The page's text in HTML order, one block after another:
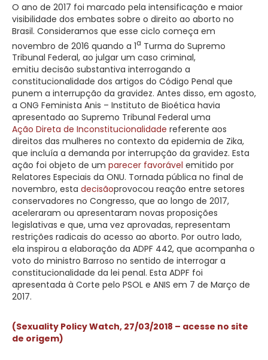
O ano de 2017 foi marcado pela intensificação e maior
visibilidade dos embates sobre o direito ao aborto no
Brasil. Consideramos que esse ciclo começa em
novembro de 2016 quando a 1a Turma do Supremo
Tribunal Federal, ao julgar um caso criminal,
emitiu decisão substantiva interrogando a
constitucionalidade dos artigos do Código Penal que
punem a interrupção da gravidez. Antes disso, em agosto,
a ONG Feminista Anis – Instituto de Bioética havia
apresentado ao Supremo Tribunal Federal uma
Ação Direta de Inconstitucionalidade referente aos
direitos das mulheres no contexto da epidemia de Zika,
que incluía a demanda por interrupção da gravidez. Esta
ação foi objeto de um parecer favorável emitido por
Relatores Especiais da ONU. Tornada pública no final de
novembro, esta decisãoprovocou reação entre setores
conservadores no Congresso, que ao longo de 2017,
aceleraram ou apresentaram novas proposições
legislativas e que, uma vez aprovadas, representam
restrições radicais do acesso ao aborto. Por outro lado,
ela inspirou a elaboração da ADPF 442, que acompanha o
voto do ministro Barroso no sentido de interrogar a
constitucionalidade da lei penal. Esta ADPF foi
apresentada à Corte pelo PSOL e ANIS em 7 de Março de
2017.
(Sexuality Policy Watch, 27/03/2018 – acesse no site
de origem)